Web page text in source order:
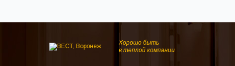
Хорошо быть
в теплой компании